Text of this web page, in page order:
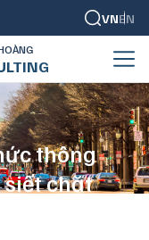
VNEN
thông
siết chặt